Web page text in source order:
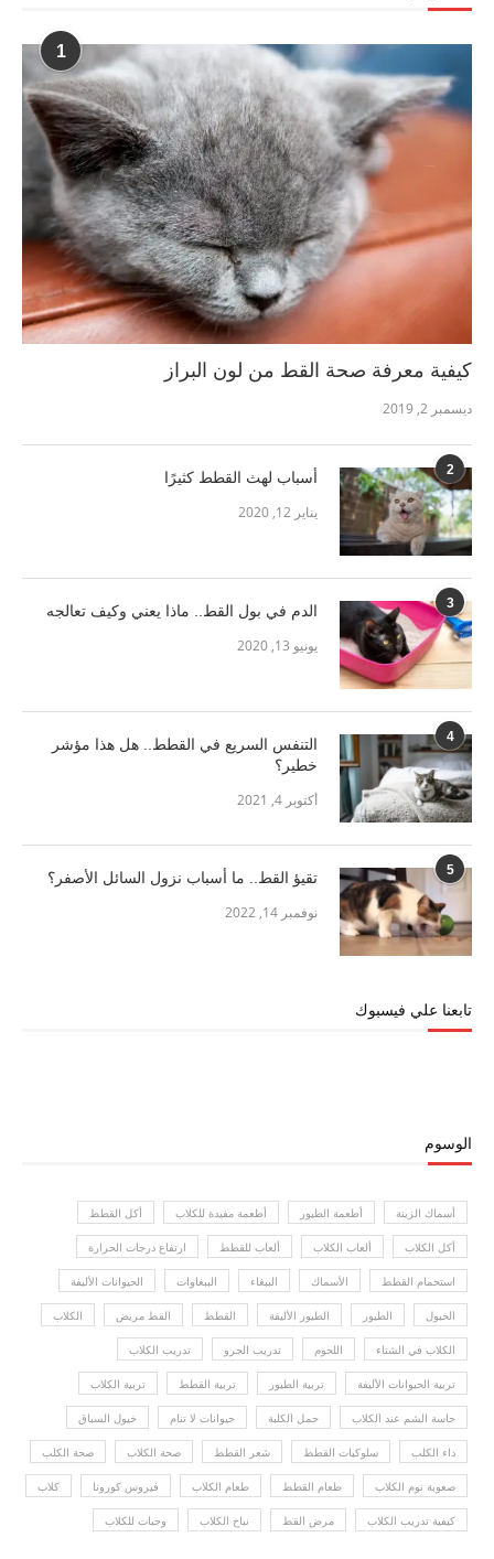
1
كيفية معرفة صحة القط من لون البراز
ديسمبر 2, 2019
2 أسباب لهث القطط كثيرًا
يناير 12, 2020
3 الدم في بول القط.. ماذا يعني وكيف تعالجه
يونيو 13, 2020
4
التنفس السريع في القطط.. هل هذا مؤشر
خطير؟
أكتوبر 4, 2021
5 تقيؤ القط.. ما أسباب نزول السائل الأصفر؟
نوفمبر 14, 2022
تابعنا علي فيسبوك
الوسوم
أسماك الزينة أطعمة الطيور أطعمة مفيدة للكلاب أكل القطط
أكل الكلاب ألعاب الكلاب ألعاب للقطط ارتفاع درجات الحرارة
استحمام القطط الأسماك الببغاء الببغاوات الحيوانات الأليفة
الخيول الطيور الطيور الأليفة القطط القط مريض الكلاب
الكلاب في الشتاء اللحوم تدريب الجرو تدريب الكلاب
تربية الحيوانات الأليفة تربية الطيور تربية القطط تربية الكلاب
حاسة الشم عند الكلاب حمل الكلبة حيوانات لا تنام خيول السباق
داء الكلب سلوكيات القطط شعر القطط صحة الكلاب صحة الكلب
صعوبة نوم الكلاب طعام القطط طعام الكلاب فيروس كورونا كلاب
كيفية تدريب الكلاب مرض القط نباح الكلاب وجبات للكلاب